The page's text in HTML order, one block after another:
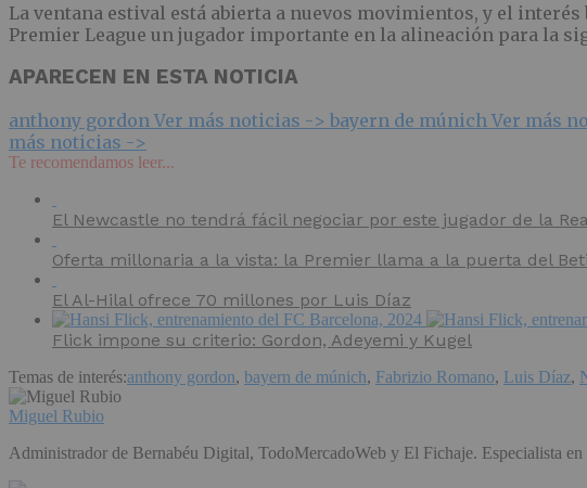
La ventana estival está abierta a nuevos movimientos, y el
Premier League un jugador importante en la alineación para la
APARECEN EN ESTA NOTICIA
anthony gordon Ver más noticias -> bayern de múnich Ver más
más noticias ->
Te recomendamos leer...
El Newcastle no tendrá fácil negociar por este jugador de la
Oferta millonaria a la vista: la Premier llama a la puerta del
El Al-Hilal ofrece 70 millones por Luis Díaz
Flick impone su criterio: Gordon, Adeyemi y Kugel
Temas de interés:anthony gordon, bayern de múnich, Fabrizio Romano, Luis Díaz,
Miguel Rubio
Administrador de Bernabéu Digital, TodoMercadoWeb y El Fichaje. Especialista